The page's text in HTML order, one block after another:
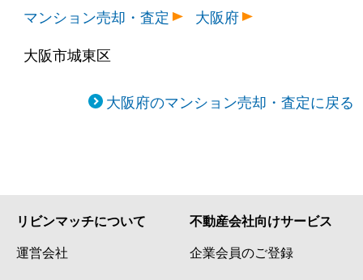
古市
3,500万円 新森古市
古市
2,400万円
850万円 緑橋 徒歩9分
マンション売却・査定
大阪府
大阪市城東区
大阪府のマンション売却・査定に戻る
リビンマッチについて
運営会社
不動産会社向けサービス
企業会員のご登録